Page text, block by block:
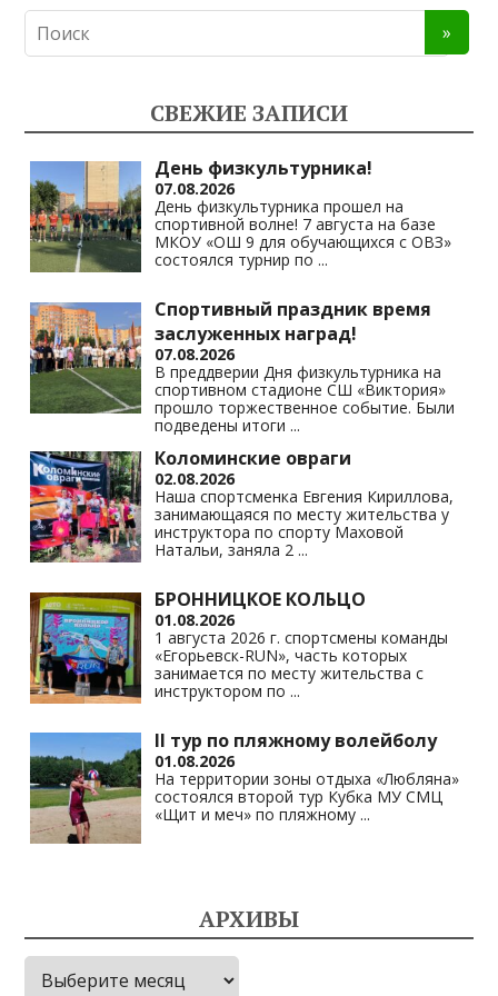
o
as
s
ni
ki
gr
a
m
s
A
p
p
y
Li
n
k
СВЕЖИЕ ЗАПИСИ
День физкультурника!
07.08.2026
День физкультурника прошел на
спортивной волне! 7 августа на базе
МКОУ «ОШ 9 для обучающихся с ОВЗ»
состоялся турнир по ...
Спортивный праздник время
заслуженных наград!
07.08.2026
В преддверии Дня физкультурника на
спортивном стадионе СШ «Виктория»
прошло торжественное событие. Были
подведены итоги ...
Коломинские овраги
02.08.2026
Наша спортсменка Евгения Кириллова,
занимающаяся по месту жительства у
инструктора по спорту Маховой
Натальи, заняла 2 ...
БРОННИЦКОЕ КОЛЬЦО
01.08.2026
1 августа 2026 г. спортсмены команды
«Егорьевск-RUN», часть которых
занимается по месту жительства с
инструктором по ...
II тур по пляжному волейболу
01.08.2026
На территории зоны отдыха «Любляна»
состоялся второй тур Кубка МУ СМЦ
«Щит и меч» по пляжному ...
АРХИВЫ
Архивы